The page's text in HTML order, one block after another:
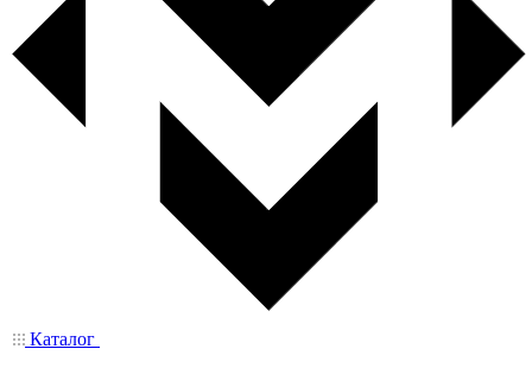
Каталог